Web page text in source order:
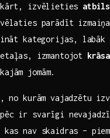
izvēlieties
parādīt
kategorijas,
izmantojot⁣
jomām.
, no kurām vajadzētu
ir svarīgi
nav skaidras –